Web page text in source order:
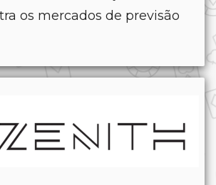
os mercados de previsão